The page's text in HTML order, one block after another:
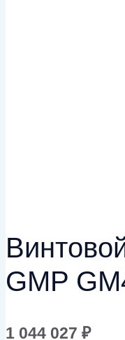
GMP
1 044 027 ₽